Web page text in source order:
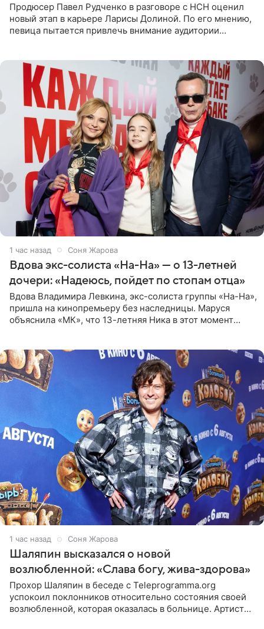
Продюсер Павел Рудченко в разговоре с НСН оценил
новый этап в карьере Ларисы Долиной. По его мнению,
певица пытается привлечь внимание аудитории
1 час назад Соня Жарова
Вдова экс-солиста «На-На» — о 13-летней
дочери: «Надеюсь, пойдет по стопам отца»
Вдова Владимира Левкина, экс-солиста группы «На-На»,
пришла на кинопремьеру без наследницы. Маруся
объяснила «МК», что 13-летняя Ника в этот момент
1 час назад Соня Жарова
Шаляпин высказался о новой
возлюбленной: «Слава богу, жива-здорова»
Прохор Шаляпин в беседе с Teleprogramma.org
успокоил поклонников относительно состояния своей
возлюбленной, которая оказалась в больнице. Артист